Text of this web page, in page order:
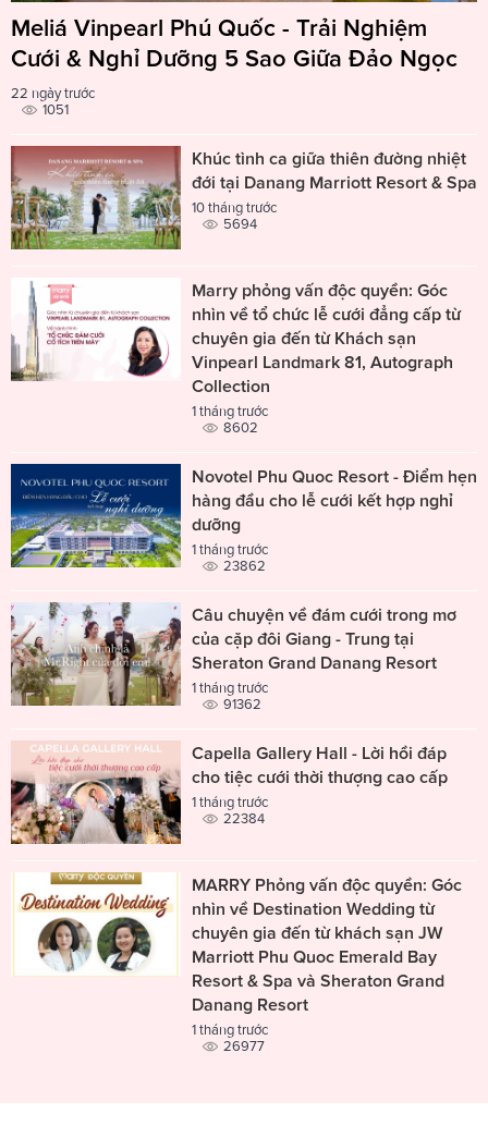
Meliá Vinpearl Phú Quốc - Trải Nghiệm
Cưới & Nghỉ Dưỡng 5 Sao Giữa Đảo Ngọc
22 ngày trước
1051
Khúc tình ca giữa thiên đường nhiệt
đới tại Danang Marriott Resort & Spa
10 tháng trước
5694
Marry phỏng vấn độc quyền: Góc
nhìn về tổ chức lễ cưới đẳng cấp từ
chuyên gia đến từ Khách sạn
Vinpearl Landmark 81, Autograph
Collection
1 tháng trước
8602
Novotel Phu Quoc Resort - Điểm hẹn
hàng đầu cho lễ cưới kết hợp nghỉ
dưỡng
1 tháng trước
23862
Câu chuyện về đám cưới trong mơ
của cặp đôi Giang - Trung tại
Sheraton Grand Danang Resort
1 tháng trước
91362
Capella Gallery Hall - Lời hồi đáp
cho tiệc cưới thời thượng cao cấp
1 tháng trước
22384
MARRY Phỏng vấn độc quyền: Góc
nhìn về Destination Wedding từ
chuyên gia đến từ khách sạn JW
Marriott Phu Quoc Emerald Bay
Resort & Spa và Sheraton Grand
Danang Resort
1 tháng trước
26977